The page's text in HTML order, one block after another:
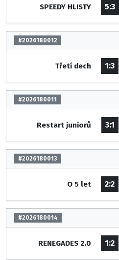
SPEEDY HLISTY 5:3
#2026180012
Třetí dech 1:3
#2026180011
Restart juniorů 3:1
#2026180013
O 5 let 2:2
#2026180014
RENEGADES 2.0 1:2